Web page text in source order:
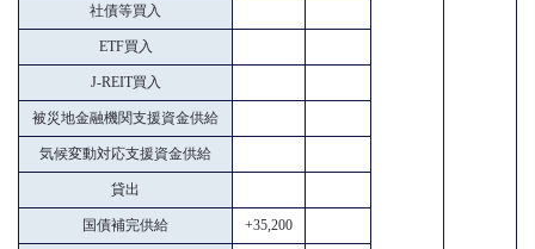
社債等買入
ETF買入
J-REIT買入
被災地金融機関支援資金供給
気候変動対応支援資金供給
貸出
国債補完供給 +35,200